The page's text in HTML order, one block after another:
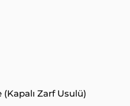
Zarf Usulü)